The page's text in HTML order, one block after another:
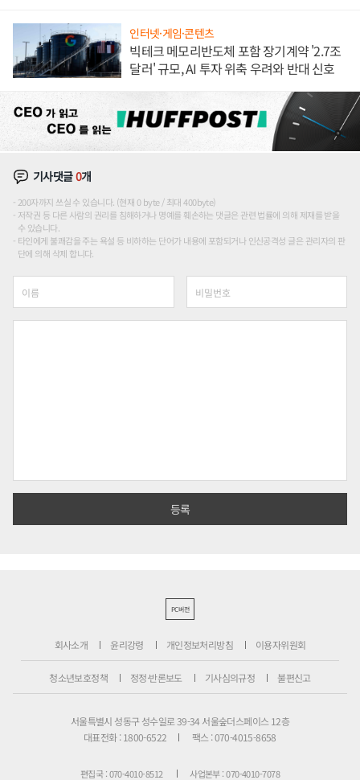
인터넷·게임·콘텐츠
빅테크 메모리반도체 포함 장기계약 '2.7조
달러' 규모, AI 투자 위축 우려와 반대 신호
기사댓글0개
200자까지 쓰실 수 있습니다. (현재 0 byte / 최대 400byte)
저작권 등 다른 사람의 권리를 침해하거나 명예를 훼손하는 댓글은 관련 법률에 의해 제재를 받을
수 있습니다.
타인에게 불쾌감을 주는 욕설 등 비하하는 단어가 내용에 포함되거나 인신공격성 글은 관리자의 판
단에 의해 삭제 합니다.
PC버전
회사소개 윤리강령 개인정보처리방침 이용자위원회
청소년보호정책 정정·반론보도 기사심의규정 불편신고
서울특별시 성동구 성수일로 39-34 서울숲더스페이스 12층
대표전화 : 1800-6522
팩스 : 070-4015-8658
편집국 : 070-4010-8512 사업본부 : 070-4010-7078